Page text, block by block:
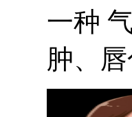
一种
肿、